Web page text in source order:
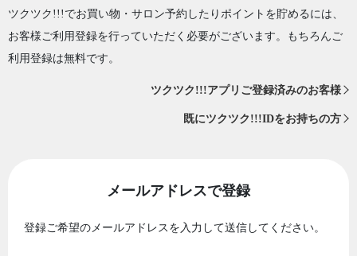
ツクツク!!!でお買い物・サロン予約したりポイントを貯めるには、
お客様ご利用登録を行っていただく必要がございます。もちろんご
利用登録は無料です。
ツクツク!!!アプリご登録済みのお客様
既にツクツク!!!IDをお持ちの方
メールアドレスで登録
登録ご希望のメールアドレスを入力して送信してください。